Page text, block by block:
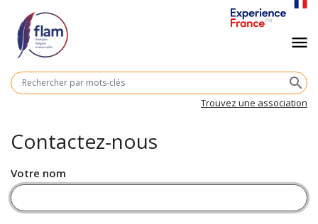
contenu
principal
Navigation
principalesearch
Trouvez une association
menu
Contactez-nous
Votre nom